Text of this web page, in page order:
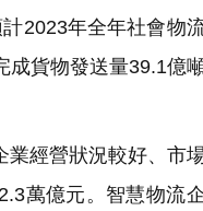
2023年全年社會物
貨物發送量39.1億噸
經營狀況較好、市
萬億元。智慧物流